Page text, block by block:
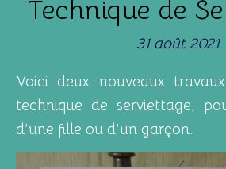
Technique de
31 août 2021
Voici deux nouveaux travaux, en utilisant la
technique de serviettage,
d’une fille ou d’un garçon.